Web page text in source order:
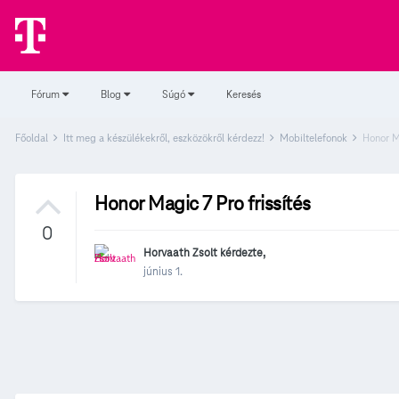
Fórum Blog Súgó Keresés
Főoldal Itt meg a készülékekről, eszközökről kérdezz! Mobiltelefonok Honor
0
Honor Magic 7 Pro frissítés
Horvaath Zsolt kérdezte,
június 1.